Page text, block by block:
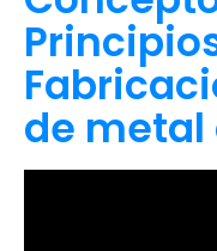
de metal